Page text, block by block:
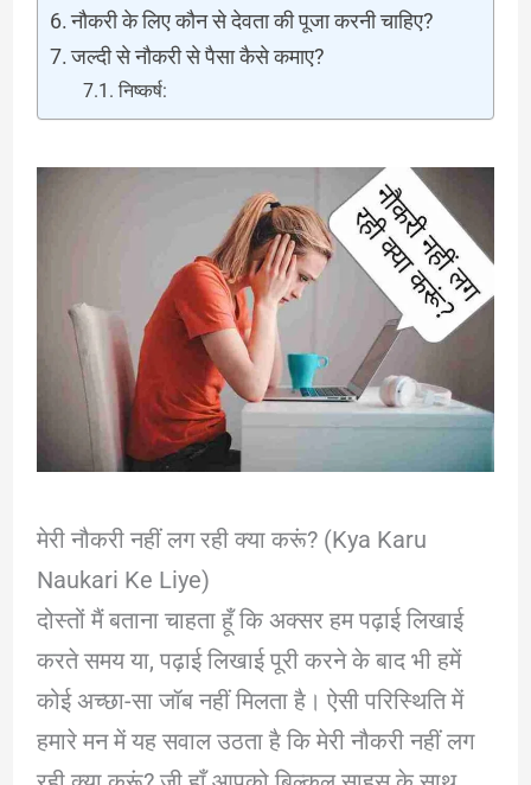
नौकरी के लिए कौन से देवता की पूजा करनी चाहिए?
जल्दी से नौकरी से पैसा कैसे कमाए?
निष्कर्ष:
मेरी नौकरी नहीं लग रही क्या करूं? (Kya Karu
Naukari Ke Liye)
दोस्तों मैं बताना चाहता हूँ कि अक्सर हम पढ़ाई लिखाई
करते समय या, पढ़ाई लिखाई पूरी करने के बाद भी हमें
कोई अच्छा-सा जॉब नहीं मिलता है। ऐसी परिस्थिति में
हमारे मन में यह सवाल उठता है कि मेरी नौकरी नहीं लग